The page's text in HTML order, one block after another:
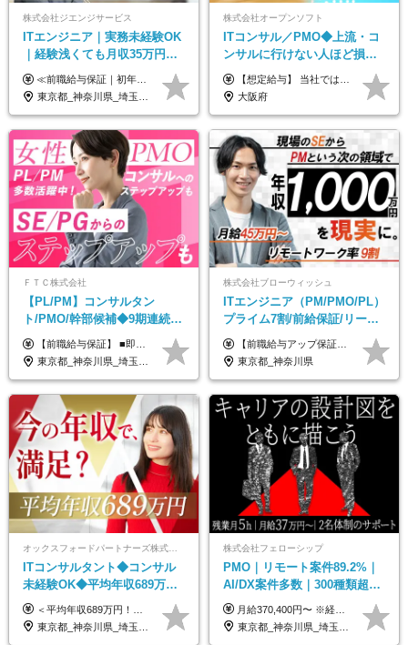
株式会社ジエンジサービス
ITエンジニア｜実務未経験OK
｜経験浅くても月収35万円～
｜チーム参画中心｜フルリモ
ート可｜自社サービスあり
≪前職給与保証｜初年度想定年収420万円～≫ 月給35万円以上＋決算賞与＋交通費 ※スキル・経験を考慮の上、優遇します ※上記月給には固定残業代月20時間分(4万5000円以上)を含みます。超過した場合は、その分追加支給します ※試用期間3～6ヵ月は固定残業代なし(雇用形態やその他待遇・福利厚生は同じです) ＝＝＝＝＝＝＝＝＝＝＝ ▼実力と成長にこだわった評価制度▼ 年2回の評価で昇給・昇格が決まります。 評価は、就業先のお客様からの評価をベースに、目標達成状況やプロジェクトでの役割・貢献度などを総合的に判断して決定します。 日々の働きぶりを実際に見ているお客様の声を反映することで、より公平で納得感のある評価を実現しています。 また、評価後は面談を通じてフィードバックを行い、今後の成長やキャリアについて一緒に考えていきます。 ▼成長につながる目標設定▼ 半期ごとに、具体的な行動ベースの目標を設定し、その達成度や取り組みのプロセスを評価に反映します。 目標は、お客様からのフィードバックや現場での課題をもとに設定するため、「今何を伸ばすべきか」が明確になります。 また、上司との面談を通じて振り返りと次の目標設定を行い、継続的なスキルアップと市場価値の向上を支援しています。
東京都_神奈川県_埼玉県_千葉県_大阪府_愛知県_北海道_青森県_岩手県_宮城県_秋田県_山形県_福島県_茨城県_栃木県_群馬県_新潟県_山梨県_長野県_富山県_石川県_福井県_静岡県_岐阜県_三重県_兵庫県_京都府_滋賀県_奈良県_和歌山県_広島県_岡山県_鳥取県_島根県_山口県_徳島県_香川県_愛媛県_高知県_福岡県_熊本県_佐賀県_長崎県_大分県_宮崎県_鹿児島県_沖縄県
株式会社オープンソフト
ITコンサル／PMO◆上流・コ
ンサルに行けない人ほど損を
する！／ＳＥ・ＰＧ出身から
年収２００万アップ
【想定給与】 当社では、すべてのプロジェクトで受注単価を完全開示。 給与はその単価に連動し、還元率は80％以上を保証しています。 経験・スキル・貢献度に応じて報酬を正当に評価し、前職年収の保証も行っています。 ■正社員 月給35万円以上＋賞与年2回（みなし残業20h分含む） ◇試用期間は3ヶ月（期間中の待遇に変更なし） ◇みなし残業は案件先によって異なります。詳細は面談にてご説明致します。 ※経験・スキルを考慮し優遇 年収例： ・29歳女性／年収700万円（開発→上流転向） ・38歳男性／年収1,100万円（PMO・マネジメント） ・47歳男性／年収1,300万円（ITコンサル・高裁量案件）
大阪府
ＦＴＣ株式会社
【PL/PM】コンサルタン
ト/PMO/幹部候補◆9期連続大
幅増益！10期目の成長＋安定
性【前給保証】
【前職給与保証】 ■即戦力（経験目安5年以上）： 月給45万円～80万円 ■経験者（経験目安3年以上）： 月給40万円～60万円 ■ローキャリア（経験目安1年程度）： 月給35万円～40万円 ■未経験者： 月給30万円～35万円 ※上記金額には固定残業代30時間分 【未経験者5万5000円～7万3000円、 ローキャリア6万4000円～7万3000円、 経験者5万8000円～10万9000円、 即戦力8万2000円～14万5000円】を含みます。 ※30時間を超える場合は追加で全額支給します。 ※経験・能力・前職給与などを総合的に評価したうえでご納得いただけるよう個別決定。 未経験者の場合、前職給与とポテンシャルを査定のうえ決定いたします。 ※日本国内でのIT業界経験、または同等の実務経験と能力に応じて決定します。 ※前職給与は日本円かつ、日本国内での実績に基づき評価します。 【納得の評価システム】 ★クォーター毎に査定する評価制度導入！ 明確な評価基準で翌年度年収を上げましょう！ ★評価対象期間に在籍中のほとんどの社員が昇給し 年収アップを実現しています！ ★様々なインセンティブ制度を用意し多角的に正当評価しています！ ※試用期間6カ月（期間中の待遇等に差異なし）
東京都_神奈川県_埼玉県_千葉県
株式会社ブローウィッシュ
ITエンジニア（PM/PMO/PL）
プライム7割/前給保証/リーダ
ー経験不問/30、40代活躍中/
リモート9割
【前職給与アップ保証あり！ゆくゆくは年収800万以上も可能】 月給45万円～＋インセンティブ ※経験や適性を考慮の上、相談し決定します ※上記には固定残業代（20時間分/4万円～）が含まれます ※20時間を超過した場合は別途全額支給します ※試用期間（3ヶ月間）あり。給与・待遇に差異はございません それはより高度な案件にアサイン＆ 還元率が平均より高めのため、 これまでの給与から大幅にアップする人もいます。
東京都_神奈川県
オックスフォードパートナーズ株式会社
ITコンサルタント◆コンサル
未経験OK◆平均年収689万円
◆業界屈指の営業力でサポー
ト◆フルリモート可
＜平均年収689万円！！＞ ☆前給保証以上☆案件待機期間も給与保証あり☆ 月給40万円～150万円（固定残業代含む） ※経験や能力を考慮し決定します ※試用期間6ヶ月あり。条件や待遇に差異はありません ※上記には固定残業代（30時間分／7万6000円～）が含まれています。 ※超過分は時間外手当を別途支給。 【実際の給与例】 野原さん（35歳）※前職年収480万円 （Java／C#エンジニア ⇒ 業務系システム開発 ⇒ 要件定義・業務分析 ⇒ ITコンサル案件へ参画） ▼620万円（入社初年度） ・Web系業務システム開発（Java、C#） ・ 顧客折衝や開発チームとの調整 ・ 既存システムの改修・機能追加案件に従事 ▼780万円（入社2年目） ・ 金融機関向け業務系システムの要件定義・設計補助 ・ 開発チームと連携した業務分析・課題整理 ・小規模PMO支援案件への参画 ▼1,090万円（入社3年目） ・ 大手企業向けIT戦略・業務改革プロジェクトに参画 ・コンサルタントとして要件定義・業務改善提案・ベンダー調整を担当 ・ PMO／部分的PM業務も兼務し、上流工程での裁量を拡大
東京都_神奈川県_埼玉県_千葉県_大阪府_愛知県_北海道_青森県_岩手県_宮城県_秋田県_山形県_福島県_茨城県_栃木県_群馬県_新潟県_山梨県_長野県_富山県_石川県_福井県_静岡県_岐阜県_三重県_兵庫県_京都府_滋賀県_奈良県_和歌山県_広島県_岡山県_鳥取県_島根県_山口県_徳島県_香川県_愛媛県_高知県_福岡県_熊本県_佐賀県_長崎県_大分県_宮崎県_鹿児島県_沖縄県
株式会社フェローシップ
PMO｜リモート案件89.2%｜
AI/DX案件多数｜300種類超の
資格取得支援有｜月給37万円
～
月給370,400円〜 ※経験やスキルを考慮し、決定いたします ※上記金額には固定残業代（30時間分/70,400円～）を含みます。超過分は別途全額支給いたします ※試用期間6カ月あり（期間中の給与・待遇に差異はありません） ★想定年収4,444,800円～ ★50万円～300万円の年収UP事例があります！
東京都_神奈川県_埼玉県_千葉県